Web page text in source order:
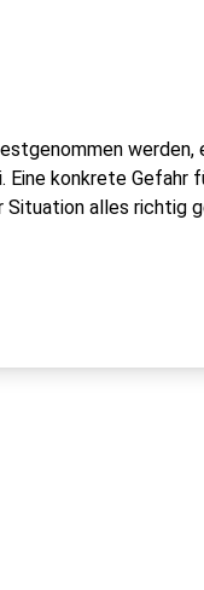
werden,
konkrete Gefahr
alles richtig